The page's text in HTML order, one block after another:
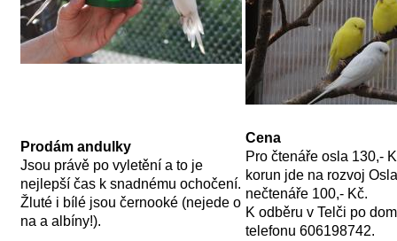
Prodám andulky
Jsou právě po vyletění a to je
nejlepší čas k snadnému ochočení.
Žluté i bílé jsou černooké (nejede o
na a albíny!).
Cena
Pro čtenáře osla 130,-
korun jde na rozvoj
nečtenáře 100,- Kč.
K odběru v Telči po
telefonu 606198742.